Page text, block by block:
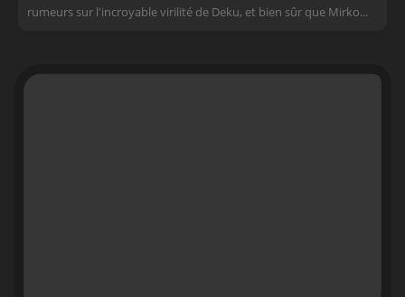
rumeurs sur l'incroyable virilité de Deku, et bien sûr que Mirko...